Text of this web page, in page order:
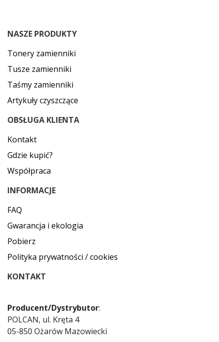
NASZE PRODUKTY
Tonery zamienniki
Tusze zamienniki
Taśmy zamienniki
Artykuły czyszczące
OBSŁUGA KLIENTA
Kontakt
Gdzie kupić?
Współpraca
INFORMACJE
FAQ
Gwarancja i ekologia
Pobierz
Polityka prywatności / cookies
KONTAKT
Producent/Dystrybutor:
POLCAN, ul. Kręta 4
05-850 Ożarów Mazowiecki